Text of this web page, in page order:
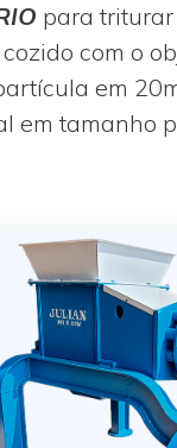
para triturar
com o
em
em tamanho